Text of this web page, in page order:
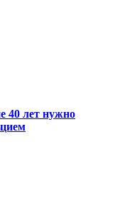
40 лет нужно